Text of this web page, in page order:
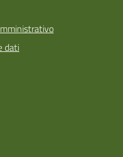
dati